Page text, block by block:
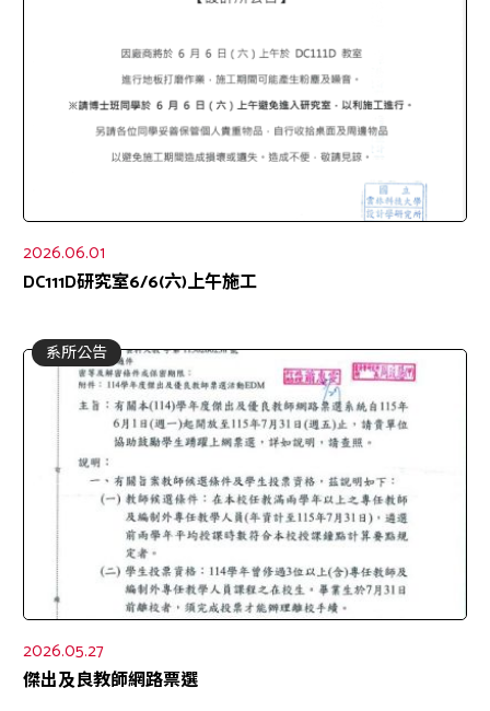
2026.06.01
DC111D研究室6/6(六)上午施工
系所公告
2026.05.27
傑出及良教師網路票選